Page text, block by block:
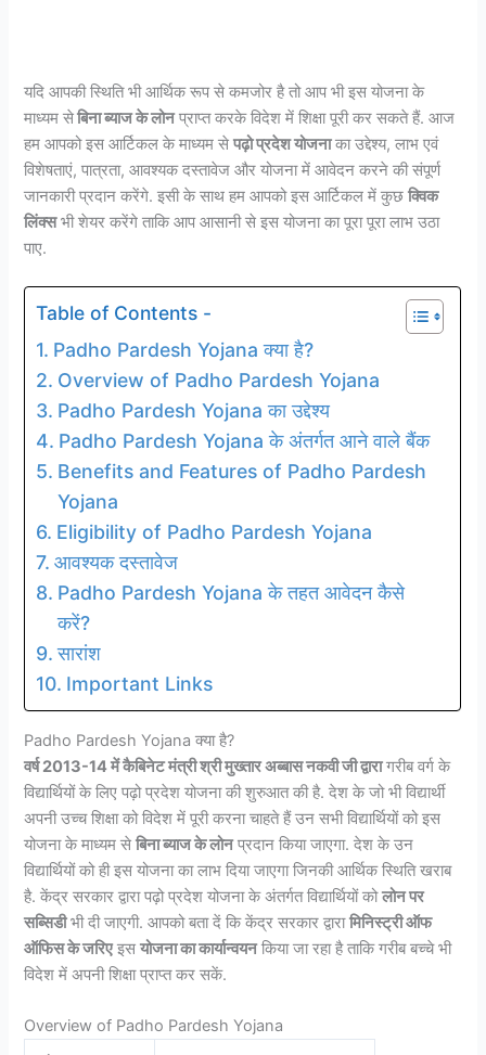
यदि आपकी स्थिति भी आर्थिक रूप से कमजोर है तो आप भी इस योजना के
माध्यम सेबिना ब्याज के लोनप्राप्त करके विदेश में शिक्षा पूरी कर सकते हैं. आज
हम आपको इस आर्टिकल के माध्यम सेपढ़ो प्रदेश योजनाका उद्देश्य, लाभ एवं
विशेषताएं, पात्रता, आवश्यक दस्तावेज और योजना में आवेदन करने की संपूर्ण
जानकारी प्रदान करेंगे. इसी के साथ हम आपको इस आर्टिकल में कुछक्विक
लिंक्सभी शेयर करेंगे ताकि आप आसानी से इस योजना का पूरा पूरा लाभ उठा
पाए.
Table of Contents -
Padho Pardesh Yojana क्या है?
Overview of Padho Pardesh Yojana
Padho Pardesh Yojana का उद्देश्य
Padho Pardesh Yojana के अंतर्गत आने वाले बैंक
Benefits and Features of Padho Pardesh
Yojana
Eligibility of Padho Pardesh Yojana
आवश्यक दस्तावेज
Padho Pardesh Yojana के तहत आवेदन कैसे
करें?
सारांश
Important Links
Padho Pardesh Yojana क्या है?
वर्ष 2013-14 में कैबिनेट मंत्री श्री मुख्तार अब्बास नकवी जी द्वारागरीब वर्ग के
विद्यार्थियों के लिए पढ़ो प्रदेश योजना की शुरुआत की है. देश के जो भी विद्यार्थी
अपनी उच्च शिक्षा को विदेश में पूरी करना चाहते हैं उन सभी विद्यार्थियों को इस
योजना के माध्यम सेबिना ब्याज के लोनप्रदान किया जाएगा. देश के उन
विद्यार्थियों को ही इस योजना का लाभ दिया जाएगा जिनकी आर्थिक स्थिति खराब
है. केंद्र सरकार द्वारा पढ़ो प्रदेश योजना के अंतर्गत विद्यार्थियों कोलोन पर
सब्सिडीभी दी जाएगी. आपको बता दें कि केंद्र सरकार द्वारामिनिस्ट्री ऑफ
ऑफिस के जरिएइसयोजना का कार्यान्वयनकिया जा रहा है ताकि गरीब बच्चे भी
विदेश में अपनी शिक्षा प्राप्त कर सकें.
Overview of Padho Pardesh Yojana